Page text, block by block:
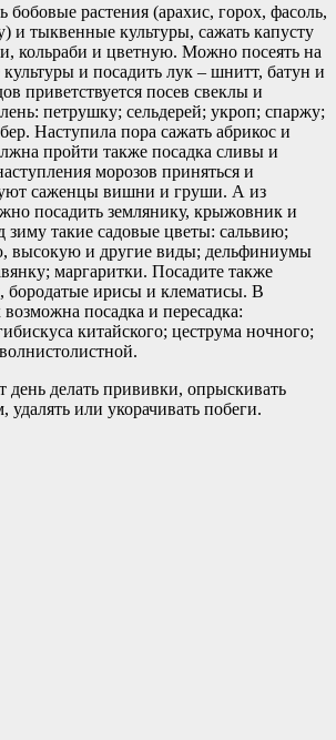
бобовые растения (арахис, горох, фасоль,
и тыквенные культуры, сажать капусту
кольраби и цветную. Можно посеять на
культуры и посадить лук – шнитт, батун и
приветствуется посев свеклы и
петрушку; сельдерей; укроп; спаржу;
Наступила пора сажать абрикос и
пройти также посадка сливы и
морозов приняться и
саженцы вишни и груши. А из
посадить землянику, крыжовник и
зиму такие садовые цветы: сальвию;
высокую и другие виды; дельфиниумы
маргаритки. Посадите также
бородатые ирисы и клематисы. В
посадка и пересадка:
китайского; цеструма ночного;
день делать прививки, опрыскивать
удалять или укорачивать побеги.